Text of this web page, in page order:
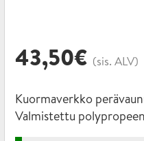
43,50€ (sis. ALV)
Kuormaverkko
Valmistettu